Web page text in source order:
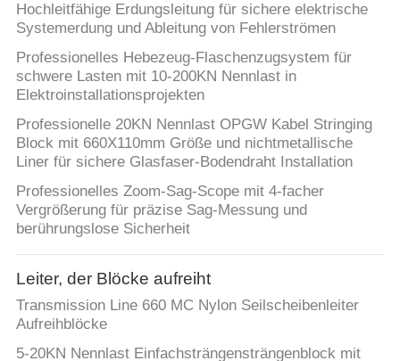
ÜBER
UNS
WERKSBESICHTIGUNG
QUALITÄTSKONTROLLE
NEUIGKEITEN
BITTE UM
EIN
ANGEBOT
Hochleitfähige Erdungsleitung für sichere elektrische
Systemerdung und Ableitung von Fehlerströmen
Professionelles Hebezeug-Flaschenzugsystem für
schwere Lasten mit 10-200KN Nennlast in
Elektroinstallationsprojekten
Professionelle 20KN Nennlast OPGW Kabel Stringing
Block mit 660X110mm Größe und nichtmetallische
Liner für sichere Glasfaser-Bodendraht Installation
Professionelles Zoom-Sag-Scope mit 4-facher
Vergrößerung für präzise Sag-Messung und
berührungslose Sicherheit
Leiter, der Blöcke aufreiht
Transmission Line 660 MC Nylon Seilscheibenleiter
Aufreihblöcke
5-20KN Nennlast Einfachsträngensträngenblock mit